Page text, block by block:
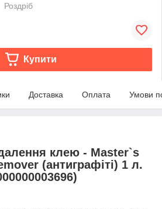
Роздріб
Купити
Доставка Оплата Умови
клею - Master`s
(антиграфіті) 1 л.